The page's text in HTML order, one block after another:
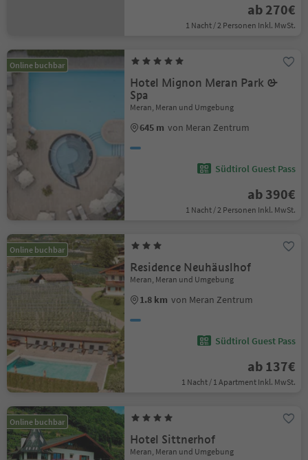
ab 270€
1 Nacht / 2 Personen Inkl. MwSt.
Online buchbar
Hotel Mignon Meran Park &
Spa
Meran, Meran und Umgebung
645 m von Meran Zentrum
Südtirol Guest Pass
ab 390€
1 Nacht / 2 Personen Inkl. MwSt.
Online buchbar
Residence Neuhäuslhof
Meran, Meran und Umgebung
1.8 km von Meran Zentrum
Südtirol Guest Pass
ab 137€
1 Nacht / 1 Apartment Inkl. MwSt.
Online buchbar
Hotel Sittnerhof
Meran, Meran und Umgebung